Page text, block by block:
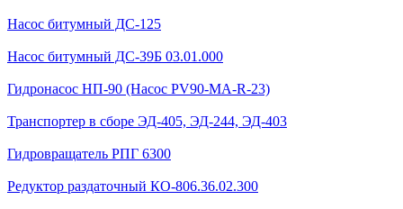
Насос битумный ДС-125
Насос битумный ДС-39Б 03.01.000
Гидронасос НП-90 (Насос PV90-MA-R-23)
Транспортер в сборе ЭД-405, ЭД-244, ЭД-403
Гидровращатель РПГ 6300
Редуктор раздаточный КО-806.36.02.300